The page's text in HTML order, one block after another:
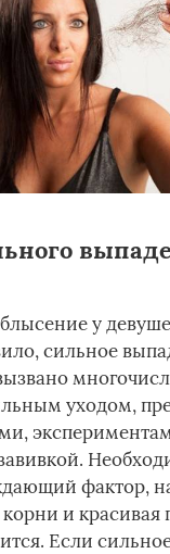
у
сильное
уходом,
фактор,
корни и красивая
Если